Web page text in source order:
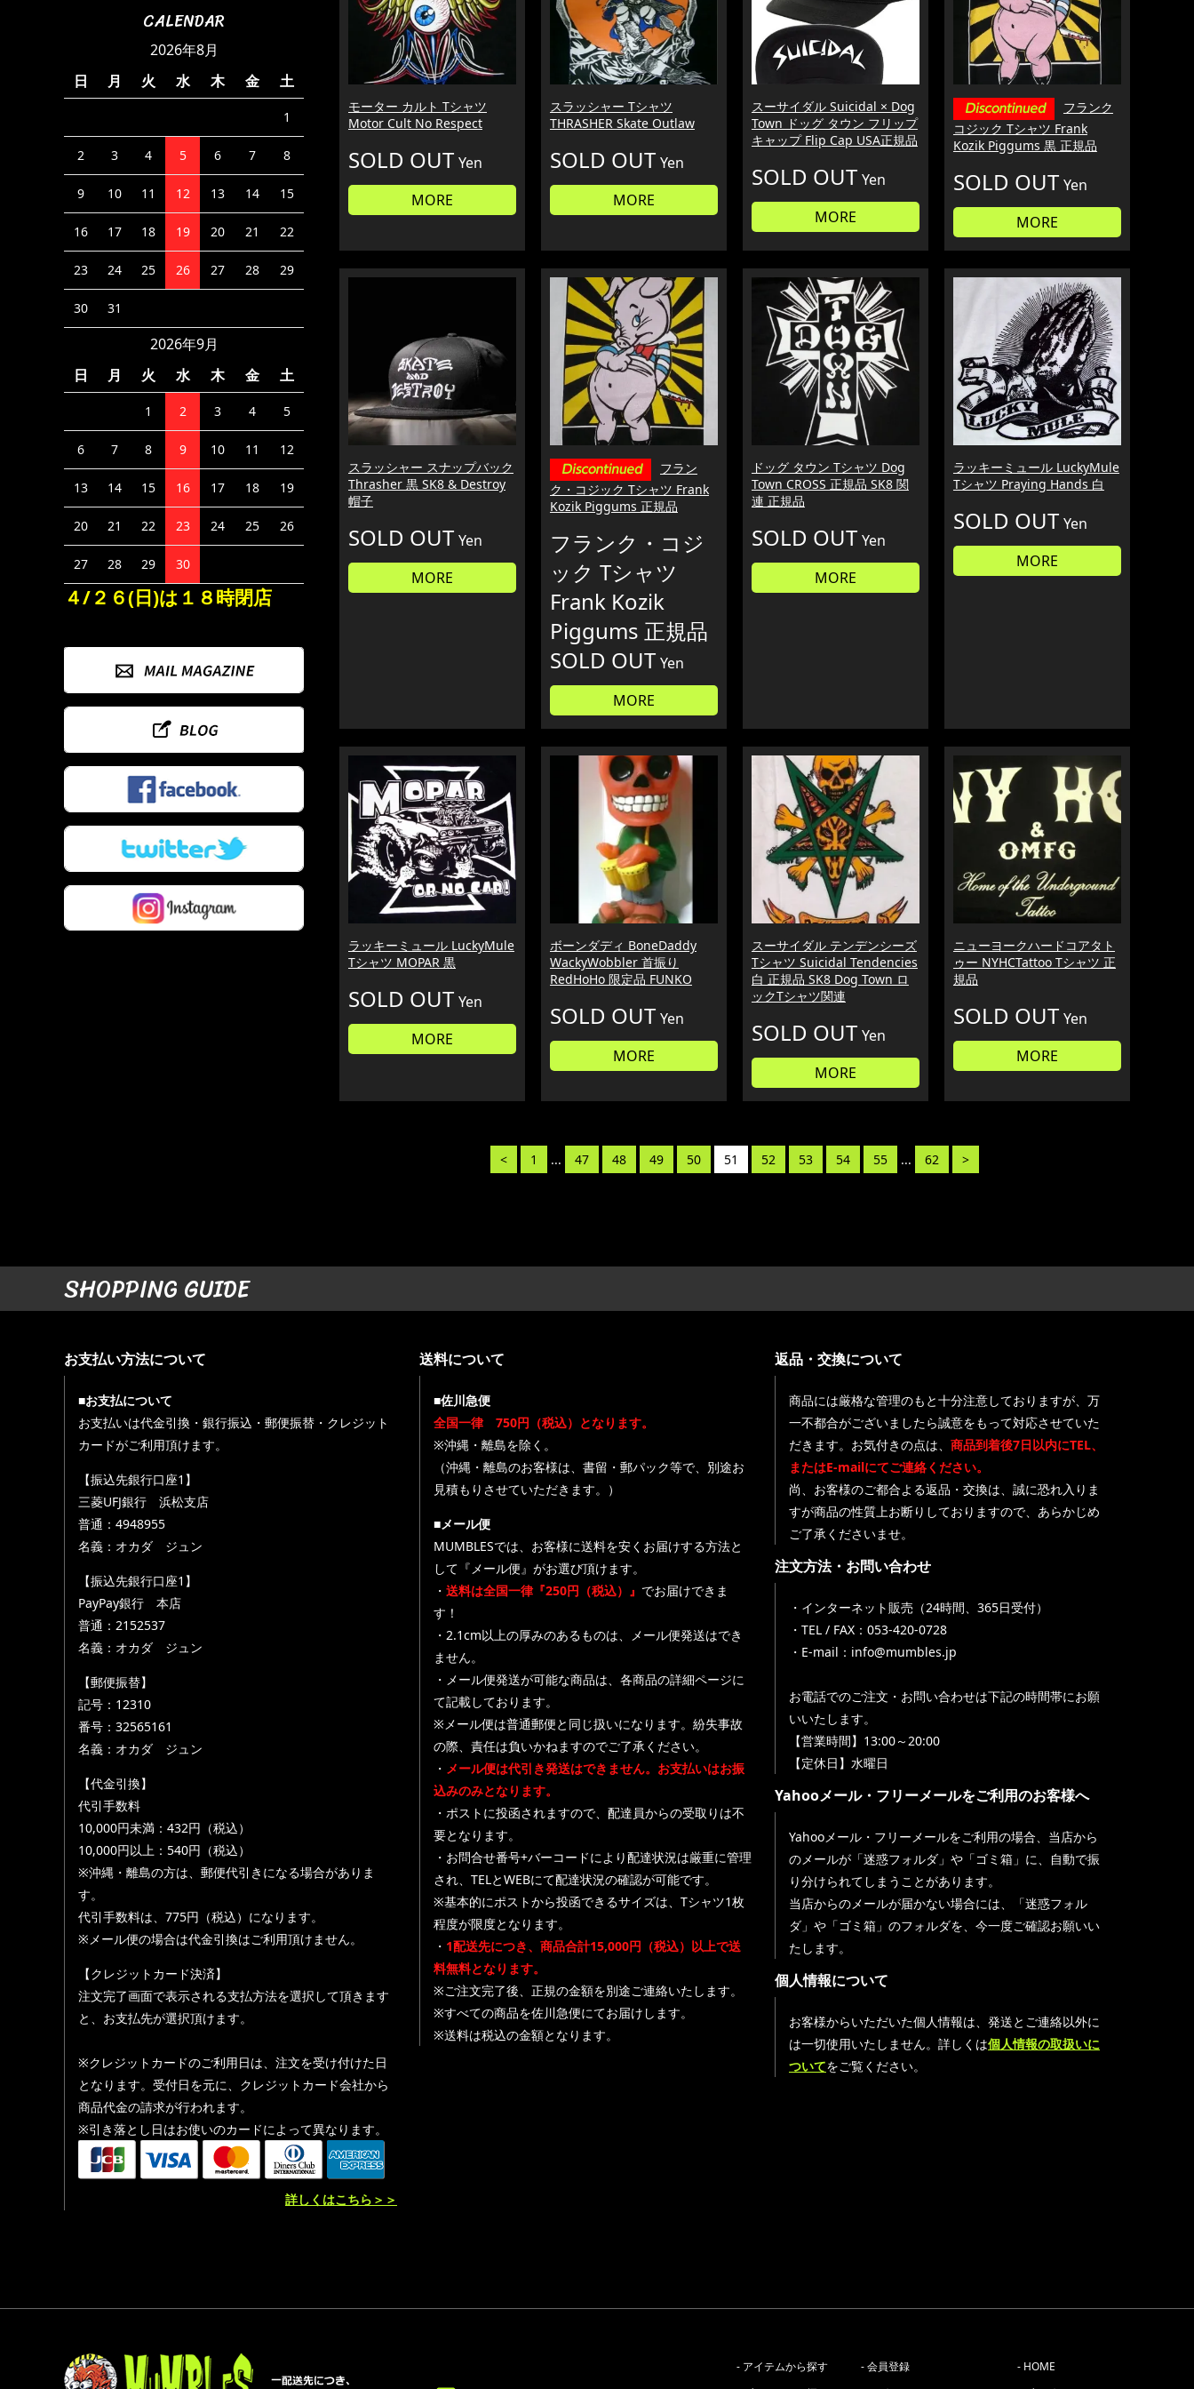
CALENDAR
2026年8月
日
月 火 水 木 金 土
1
2 3 4 5 6 7 8
9 10 11 12 13 14 15
16 17 18 19 20 21 22
23 24 25 26 27 28 29
30 31
2026年9月
日
月 火 水 木 金 土
1 2 3 4 5
6 7 8 9 10 11 12
13 14 15 16 17 18 19
20 21 22 23 24 25 26
27 28 29 30
４/２６(日)は１８時閉店
モーター カルト Tシャツ
Motor Cult No Respect
SOLD OUT Yen
MORE
スラッシャー Tシャツ
THRASHER Skate Outlaw
SOLD OUT Yen
MORE
スーサイダル Suicidal × Dog
Town ドッグ タウン フリップ
キャップ Flip Cap USA正規品
SOLD OUT Yen
MORE
フランク
コジック Tシャツ Frank
Kozik Piggums 黒 正規品
SOLD OUT Yen
MORE
スラッシャー スナップバック
Thrasher 黒 SK8 & Destroy
帽子
SOLD OUT Yen
MORE
フラン
ク・コジック Tシャツ Frank
Kozik Piggums 正規品
フランク・コジ
ック Tシャツ
Frank Kozik
Piggums 正規品
SOLD OUT Yen
MORE
ドッグ タウン Tシャツ Dog
Town CROSS 正規品 SK8 関
連 正規品
SOLD OUT Yen
MORE
ラッキーミュール LuckyMule
Tシャツ Praying Hands 白
SOLD OUT Yen
MORE
ラッキーミュール LuckyMule
Tシャツ MOPAR 黒
SOLD OUT Yen
MORE
ボーンダディ BoneDaddy
WackyWobbler 首振り
RedHoHo 限定品 FUNKO
SOLD OUT Yen
MORE
スーサイダル テンデンシーズ
Tシャツ Suicidal Tendencies
白 正規品 SK8 Dog Town ロ
ックTシャツ関連
SOLD OUT Yen
MORE
ニューヨークハードコアタト
ゥー NYHCTattoo Tシャツ 正
規品
SOLD OUT Yen
MORE
< 1 ... 47 48 49 50 51 52 53 54 55 ... 62 >
SHOPPING GUIDE
お支払い方法について
■お支払について
お支払いは代金引換・銀行振込・郵便振替・クレジット
カードがご利用頂けます。
【振込先銀行口座1】
三菱UFJ銀行 浜松支店
普通：4948955
名義：オカダ ジュン
【振込先銀行口座1】
PayPay銀行 本店
普通：2152537
名義：オカダ ジュン
【郵便振替】
記号：12310
番号：32565161
名義：オカダ ジュン
【代金引換】
代引手数料
10,000円未満：432円（税込）
10,000円以上：540円（税込）
※沖縄・離島の方は、郵便代引きになる場合がありま
す。
代引手数料は、775円（税込）になります。
※メール便の場合は代金引換はご利用頂けません。
【クレジットカード決済】
注文完了画面で表示される支払方法を選択して頂きます
と、お支払先が選択頂けます。
※クレジットカードのご利用日は、注文を受け付けた日
となります。受付日を元に、クレジットカード会社から
商品代金の請求が行われます。
※引き落とし日はお使いのカードによって異なります。
詳しくはこちら＞＞
送料について
■佐川急便
全国一律 750円（税込）となります。
※沖縄・離島を除く。
（沖縄・離島のお客様は、書留・郵パック等で、別途お
見積もりさせていただきます。）
■メール便
MUMBLESでは、お客様に送料を安くお届けする方法と
して『メール便』がお選び頂けます。
・ 送料は全国一律『250円（税込）』 でお届けできま
す！
・2.1cm以上の厚みのあるものは、メール便発送はでき
ません。
・メール便発送が可能な商品は、各商品の詳細ページに
て記載しております。
※メール便は普通郵便と同じ扱いになります。紛失事故
の際、責任は負いかねますのでご了承ください。
・ メール便は代引き発送はできません。お支払いはお振
込みのみとなります。
・ポストに投函されますので、配達員からの受取りは不
要となります。
・お問合せ番号+バーコードにより配達状況は厳重に管理
され、TELとWEBにて配達状況の確認が可能です。
※基本的にポストから投函できるサイズは、Tシャツ1枚
程度が限度となります。
・ 1配送先につき、商品合計15,000円（税込）以上で送
料無料となります。
※ご注文完了後、正規の金額を別途ご連絡いたします。
※すべての商品を佐川急便にてお届けします。
※送料は税込の金額となります。
返品・交換について
商品には厳格な管理のもと十分注意しておりますが、万
一不都合がございましたら誠意をもって対応させていた
だきます。お気付きの点は、 商品到着後7日以内にTEL、
またはE-mailにてご連絡ください。
尚、お客様のご都合よる返品・交換は、誠に恐れ入りま
すが商品の性質上お断りしておりますので、あらかじめ
ご了承くださいませ。
注文方法・お問い合わせ
・インターネット販売（24時間、365日受付）
・TEL / FAX：053-420-0728
・E-mail：info@mumbles.jp
お電話でのご注文・お問い合わせは下記の時間帯にお願
いいたします。
【営業時間】13:00～20:00
【定休日】水曜日
Yahooメール・フリーメールをご利用のお客様へ
Yahooメール・フリーメールをご利用の場合、当店から
のメールが「迷惑フォルダ」や「ゴミ箱」に、自動で振
り分けられてしまうことがあります。
当店からのメールが届かない場合には、「迷惑フォル
ダ」や「ゴミ箱」のフォルダを、今一度ご確認お願いい
たします。
個人情報について
お客様からいただいた個人情報は、発送とご連絡以外に
は一切使用いたしません。詳しくは個人情報の取扱いに
ついてをご覧ください。
- アイテムから探す
- 会員登録
- HOME